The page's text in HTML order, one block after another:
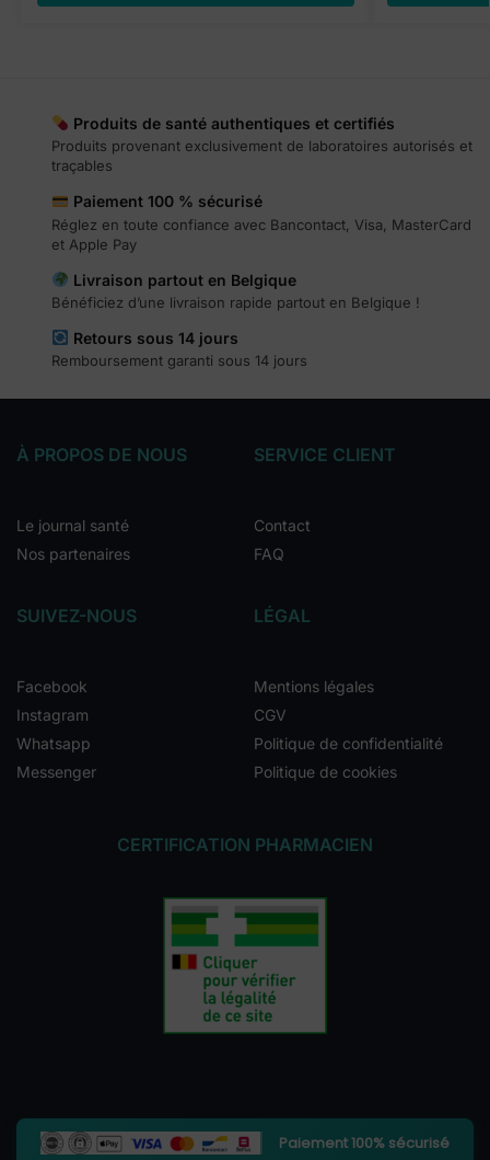
Produits de santé authentiques et certifiés
Produits provenant exclusivement de laboratoires autorisés et
traçables
Paiement 100 % sécurisé
Réglez en toute confiance avec Bancontact, Visa, MasterCard
et Apple Pay
Livraison partout en Belgique
Bénéficiez d’une livraison rapide partout en Belgique !
Retours sous 14 jours
Remboursement garanti sous 14 jours
À PROPOS DE NOUS
Le journal santé
Nos partenaires
SERVICE CLIENT
Contact
FAQ
SUIVEZ-NOUS
Facebook
Instagram
Whatsapp
Messenger
LÉGAL
Mentions légales
CGV
Politique de confidentialité
Politique de cookies
CERTIFICATION PHARMACIEN
Paiement 100% sécurisé